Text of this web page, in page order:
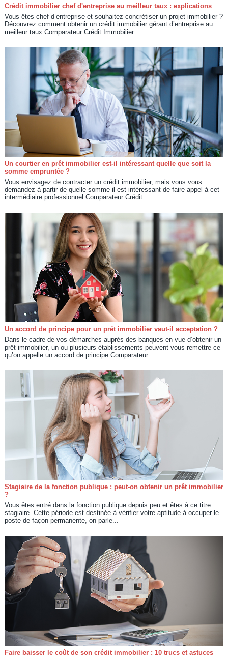
Crédit immobilier chef d'entreprise au meilleur taux : explications
Vous êtes chef d’entreprise et souhaitez concrétiser un projet immobilier ?
Découvrez comment obtenir un crédit immobilier gérant d’entreprise au
meilleur taux.Comparateur Crédit Immobilier...
Un courtier en prêt immobilier est-il intéressant quelle que soit la
somme empruntée ?
Vous envisagez de contracter un crédit immobilier, mais vous vous
demandez à partir de quelle somme il est intéressant de faire appel à cet
intermédiaire professionnel.Comparateur Crédit...
Un accord de principe pour un prêt immobilier vaut-il acceptation ?
Dans le cadre de vos démarches auprès des banques en vue d’obtenir un
prêt immobilier, un ou plusieurs établissements peuvent vous remettre ce
qu’on appelle un accord de principe.Comparateur...
Stagiaire de la fonction publique : peut-on obtenir un prêt immobilier
?
Vous êtes entré dans la fonction publique depuis peu et êtes à ce titre
stagiaire. Cette période est destinée à vérifier votre aptitude à occuper le
poste de façon permanente, on parle...
Faire baisser le coût de son crédit immobilier : 10 trucs et astuces